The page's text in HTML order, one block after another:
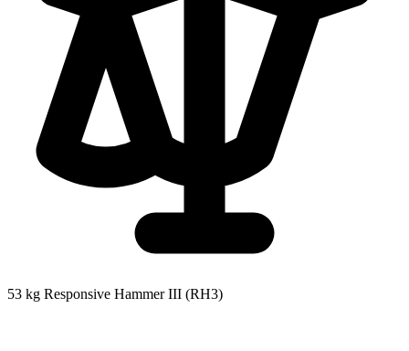
53 kg Responsive Hammer III (RH3)